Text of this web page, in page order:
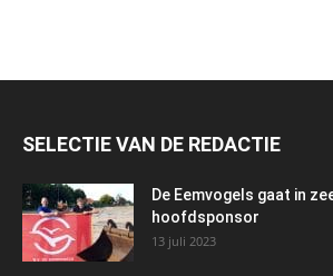
SELECTIE VAN DE REDACTIE
De Eemvogels gaat in
hoofdsponsor
13 juli 2023